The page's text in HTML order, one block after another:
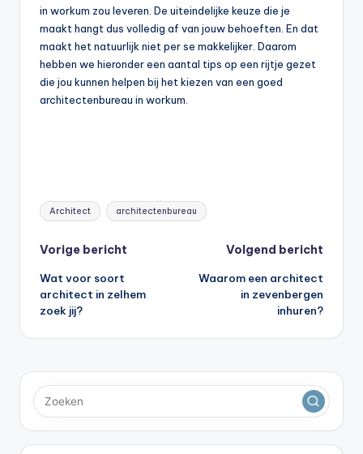
in workum zou leveren. De uiteindelijke keuze die je
maakt hangt dus volledig af van jouw behoeften. En dat
maakt het natuurlijk niet per se makkelijker. Daarom
hebben we hieronder een aantal tips op een rijtje gezet
die jou kunnen helpen bij het kiezen van een goed
architectenbureau in workum.
Tags:
Architect architectenbureau
Bericht
navigatie
Vorige bericht
Wat voor soort
architect in zelhem
zoek jij?
Volgend bericht
Waarom een architect
in zevenbergen
inhuren?